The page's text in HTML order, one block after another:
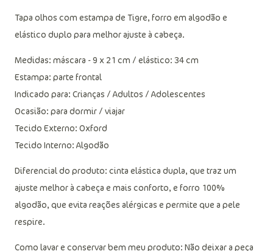
Tapa olhos com estampa de Tigre, forro em algodão e
elástico duplo para melhor ajuste à cabeça.
Medidas: máscara - 9 x 21 cm / elástico: 34 cm
Estampa: parte frontal
Indicado para: Crianças / Adultos / Adolescentes
Ocasião: para dormir / viajar
Tecido Externo: Oxford
Tecido Interno: Algodão
Diferencial do produto: cinta elástica dupla, que traz um
ajuste melhor à cabeça e mais conforto, e forro 100%
algodão, que evita reações alérgicas e permite que a pele
respire.
Como lavar e conservar bem meu produto: Não deixar a peça